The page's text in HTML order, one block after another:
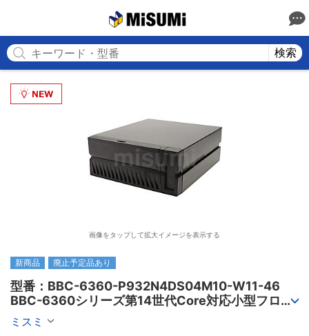
検索
画像をタップして拡大イメージを表示する
新商品 廃止予定品あり
型番：BBC-6360-P932N4DS04M10-W11-46
BBC-6360シリーズ第14世代Core対応小型フロア
マウント2PCIe
ミスミ